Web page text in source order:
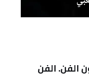
الفن. الفن